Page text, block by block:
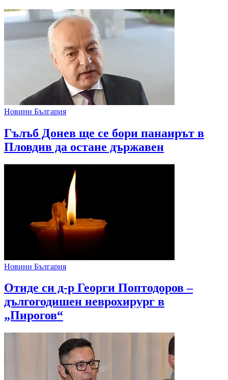
Новини България
Гълъб Донев ще се бори панаирът в
Пловдив да остане държавен
Новини България
Отиде си д-р Георги Поптодоров –
дългогодишен неврохирург в
„Пирогов“